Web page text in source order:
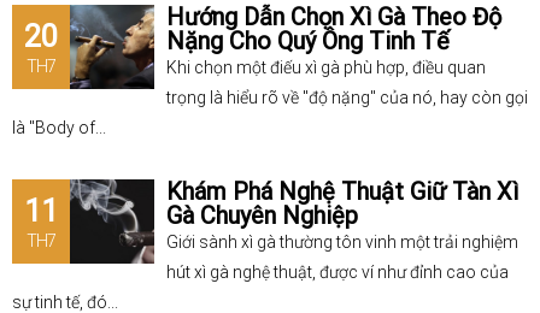
20
TH7
Hướng Dẫn Chọn Xì Gà Theo Độ
Nặng Cho Quý Ông Tinh Tế
Khi chọn một điếu xì gà phù hợp, điều quan
trọng là hiểu rõ về "độ nặng" của nó, hay còn gọi
là "Body of...
11
TH7
Khám Phá Nghệ Thuật Giữ Tàn Xì
Gà Chuyên Nghiệp
Giới sành xì gà thường tôn vinh một trải nghiệm
hút xì gà nghệ thuật, được ví như đỉnh cao của
sự tinh tế, đó...